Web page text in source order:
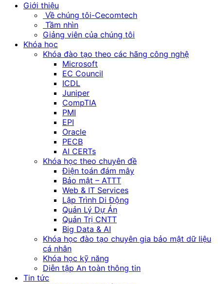
Giới thiệu
Về chúng tôi-Cecomtech
Tầm nhìn
Giảng viên của chúng tôi
Khóa học
Khóa đào tạo theo các hãng công nghệ
Microsoft
EC Council
ICDL
Juniper
CompTIA
PMI
EPI
Oracle
PECB
AI CERTs
Khóa học theo chuyên đề
Điện toán đám mây
Bảo mật – ATTT
Web & IT Services
Lập Trình Di Động
Quản Lý Dự Án
Quản Trị CNTT
Big Data & AI
Khóa học đào tạo chuyên gia bảo mật dữ liệu
cá nhân
Khóa học kỹ năng
Diễn tập An toàn thông tin
Tin tức